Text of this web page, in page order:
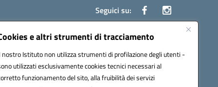
e altri strumenti di tracciamento
nostro Istituto non utilizza strumenti di profilazione degli utenti -
utilizzati esclusivamente cookies tecnici necessari al
funzionamento del sito, alla fruibilità dei servizi
Seguici su: